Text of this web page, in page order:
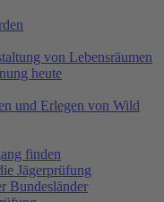
von Lebensräumen
heute
und Erlegen von Wild
finden
Jägerprüfung
Bundesländer